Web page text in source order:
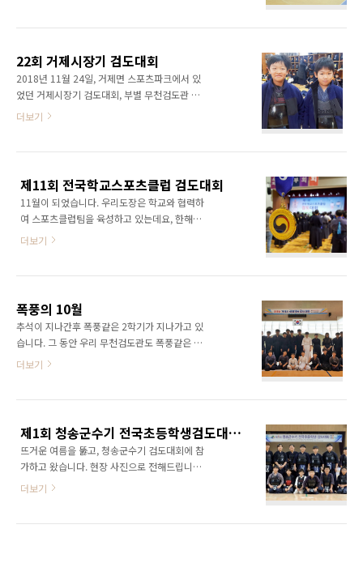
경남은행 055-292-2796 (예금주:경남검도회)
니다. 시작전 워밍업이 끝나고, 심판회의를 시작
합니다. 초등 2학년부터 수련한 건우의 초등부
마지막 시합입니다. 같이 거제초등학교로 출전
한 선인검도관 홍준서입니다. 건우랑은 유치원
요. 운명같은 결승전 만남을 상상해 봅니다. 창원
남자감독, 경남검도회 전무이사) 진해 선검당 8
단 김호근 ..
22회 거제시장기 검도대회
2018년 11월 24일, 거제면 스포츠파크에서 있
었던 거제시장기 검도대회, 부별 무천검도관 선
수들의 결과 입니다. 종목우승준우승3위유아부
우 박이룸여자 초등부 여자 중등부이수민김은서
최진남자 중등부 박이준, 김태영여자부 일반 단
외자부 일반 유단자부 운7, 기3 의 토너먼트에서
좋은 성적을 거두었는데요, 이번에 입상에 실패
년 봄을 기약하셔야겠습니다. 이번 시합을 마지
고 겨울방학 준비에 들어갑니다. 그러고 보니 전
체 단체사진을 한장도 못 찍었네요 ㅠ-ㅠ, ..
더보기
제11회 전국학교스포츠클럽 검도대회
11월이 되었습니다. 우리도장은 학교와 협력하
여 스포츠클럽팀을 육성하고 있는데요, 한해의
결실을 맺기위한 11회 전국 학교스포츠클럽검
전국대회에 네팀이 출전하게 되었습니다. 축제
장 같은 분위기의 시합장입니다. 거제초등학교
검도클럽은 여러번의 우승과 입상을 한적이 있
는데요, 작년엔 출전 조차 하지 못했었습니다. 올
등부 3년 연속 우승을 차지한 외간초등학교 팀입
초등학교팀 입니다. 6학년들은 너무 아쉬워 하지
만, 다시 준비하여 내년을 노려보겠습..
더보기
폭풍의 10월
추석이 지나간후 폭풍같은 2학기가 지나가고 있
습니다. 그 동안 우리 무천검도관도 폭풍같은 시
간을 보내고 있는데요.지난 10월 13일 거제면
기 여자선수권에 우리도장 이다은, 박이룸, 허윤
지가 윤지어머님의 인솔로 출전하였고, 김해실
내체육관에서 개최된 경상남도 검도대회에 43
명의 선수단을 꾸려 출전하였습니다. 입상은 초
준우승 김건우, 여중부 개인 3위 이수민, 중등부
더보기
제1회 청송군수기 전국초등학생검도대회 참가
뜨거운 여름을 뚫고, 청송군수기 검도대회에 참
가하고 왔습니다. 현장 사진으로 전해드립니다
^^ 새벽출발은 언제나 피곤합니다. 오늘의 시합
더보기